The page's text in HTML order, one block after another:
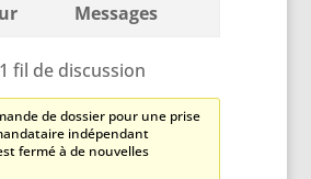
Messages
fil de discussion
de dossier pour une prise
indépendant
fermé à de nouvelles